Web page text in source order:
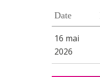
Date
16 mai
2026